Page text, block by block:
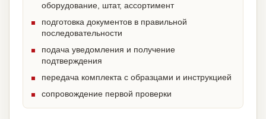
оборудование, штат, ассортимент
подготовка документов в правильной
последовательности
подача уведомления и получение
подтверждения
передача комплекта с образцами и инструкцией
сопровождение первой проверки